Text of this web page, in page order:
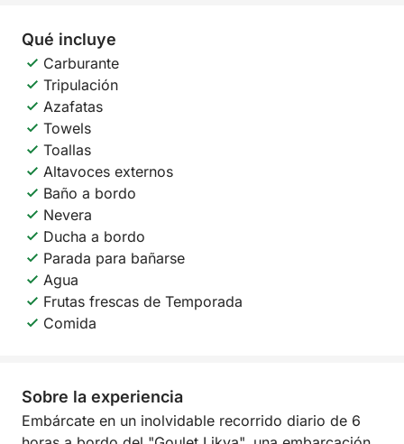
Qué incluye
Carburante
Tripulación
Azafatas
Towels
Toallas
Altavoces externos
Baño a bordo
Nevera
Ducha a bordo
Parada para bañarse
Agua
Frutas frescas de Temporada
Comida
Sobre la experiencia
Embárcate en un inolvidable recorrido diario de 6